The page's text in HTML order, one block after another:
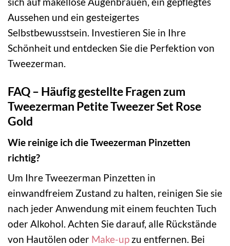
Aussehen und ein gesteigertes
Selbstbewusstsein. Investieren Sie in Ihre
Schönheit und entdecken Sie die Perfektion von
Tweezerman.
FAQ – Häufig gestellte Fragen zum
Tweezerman Petite Tweezer Set Rose
Gold
Wie reinige ich die Tweezerman Pinzetten
richtig?
Um Ihre Tweezerman Pinzetten in
einwandfreiem Zustand zu halten, reinigen Sie sie
nach jeder Anwendung mit einem feuchten Tuch
oder Alkohol. Achten Sie darauf, alle Rückstände
von Hautölen oder Make-up zu entfernen. Bei